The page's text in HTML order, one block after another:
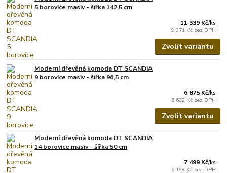
5 borovice masiv - šířka 142,5 cm
11 339 Kč/ks
9 371 Kč bez DPH
Zvolit variantu
Moderní dřevěná komoda DT SCANDIA
9 borovice masiv - šířka 96,5 cm
6 875 Kč/ks
5 682 Kč bez DPH
Zvolit variantu
Moderní dřevěná komoda DT SCANDIA
14 borovice masiv - šířka 50 cm
7 499 Kč/ks
6 198 Kč bez DPH